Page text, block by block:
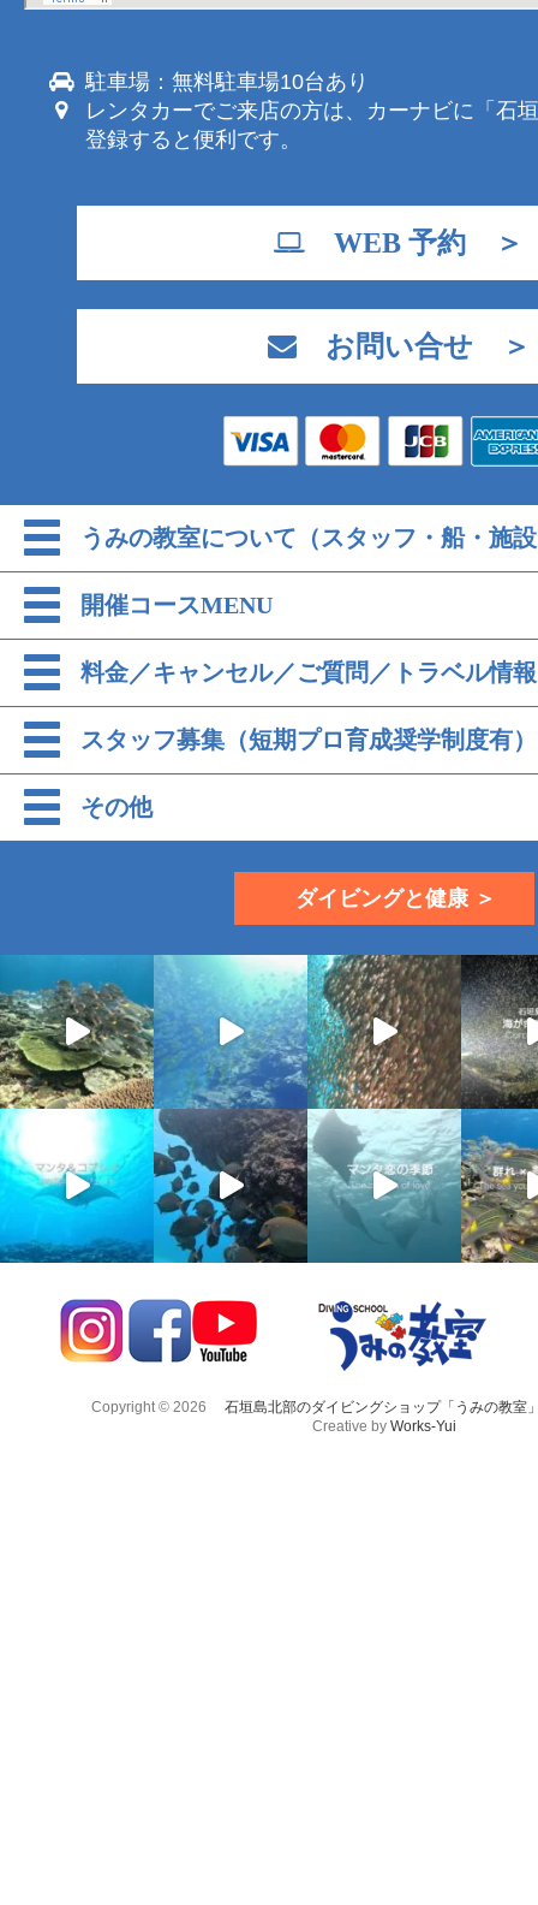
駐車場：無料駐車場10台あり
レンタカーでご来店の方は、カーナビに「石
登録すると便利です。
WEB 予約 ＞
お問い合せ ＞
うみの教室について（スタッフ・船・施
開催コースMENU
料金／キャンセル／ご質問／トラベル情報
スタッフ募集（短期プロ育成奨学制度有）
その他
ダイビングと健康 ＞
Copyright © 2026
石垣島北部のダイビングショップ「うみの教室
Creative by Works-Yui